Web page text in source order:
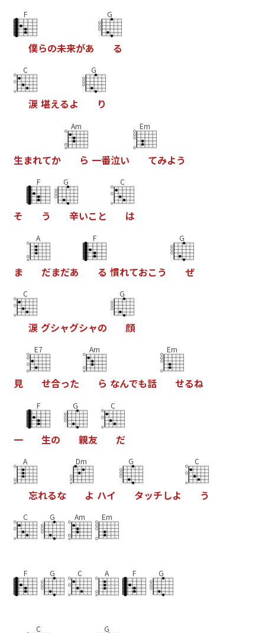
F
僕らの未来があ
G
る
C
涙 堪えるよ
G
り
生まれてか
Am
ら 一番泣い
Em
てみよう
そ
F
う
G
辛いこ と
C
は
ま
A
だまだあ
F
る 慣れておこ う
G
ぜ
C
涙 グシャグシャの
G
顔
見
E7
せ合った
Am
ら なんでも話
Em
せるね
一
F
生の
G
親友
C
だ
A
忘れるな
Dm
よ ハイ
G
タッチしよ
C
う
C G Am Em
F G C A F G
C G